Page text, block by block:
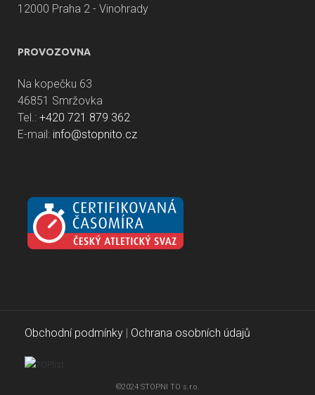
12000 Praha 2 - Vinohrady
PROVOZOVNA
Na kopečku 63
46851 Smržovka
Tel.: +420 721 879 362
E-mail: info@stopnito.cz
Obchodní podmínky | Ochrana osobních údajů
©2024 STOPNI TO s.r.o.